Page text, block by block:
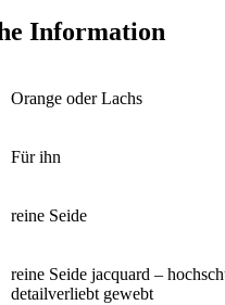
Information
Orange oder Lachs
Für ihn
reine Seide
reine Seide jacquard –
detailverliebt gewebt